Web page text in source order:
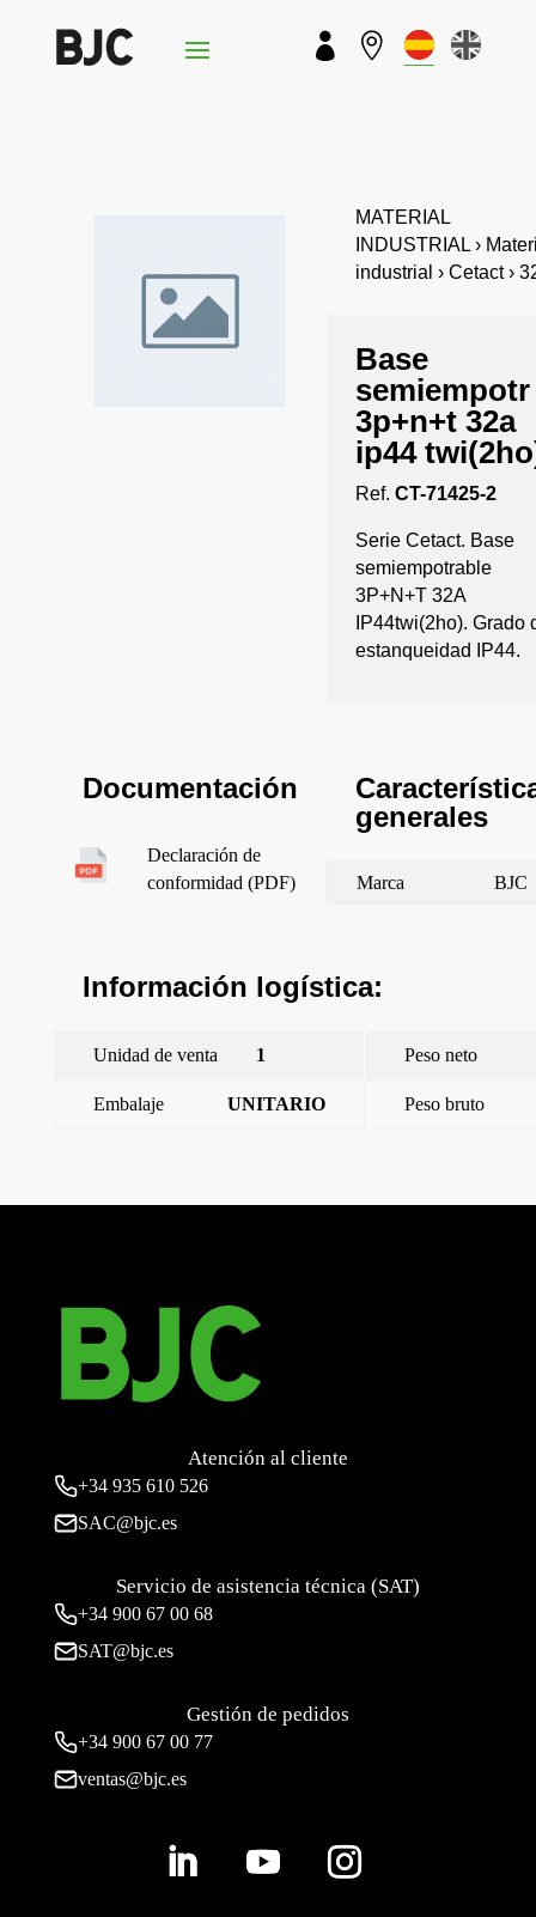
 
MATERIAL
INDUSTRIAL ›
industrial › Cetact ›
Base
semiempotr
3p+n+t 32a
ip44
Ref. CT-71425-2
Serie Cetact. Base
semiempotrable
3P+N+T 32A
IP44twi(2ho). Grado
estanqueidad IP44.
Documentación
Declaración de
conformidad (PDF)
generales
Marca BJC
Información logística:
Unidad de venta 1 Peso neto
Embalaje UNITARIO Peso bruto
Atención al cliente
+34 935 610 526
SAC@bjc.es
Servicio de asistencia técnica (SAT)
+34 900 67 00 68
SAT@bjc.es
Gestión de pedidos
+34 900 67 00 77
ventas@bjc.es